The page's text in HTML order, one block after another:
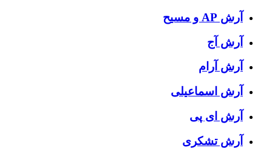
آرش AP و مسیح
آرش آج
آرش آرام
آرش اسماعیلی
آرش ای پی
آرش تشکری